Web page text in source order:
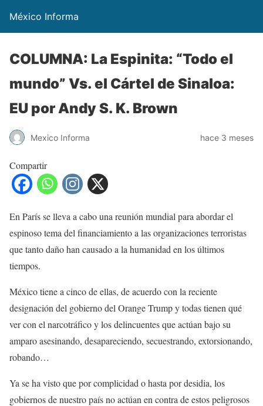
México Informa
COLUMNA: La Espinita: “Todo el
mundo” Vs. el Cártel de Sinaloa:
EU por Andy S. K. Brown
Mexico Informa hace 3 meses
Compartir
En París se lleva a cabo una reunión mundial para abordar el
espinoso tema del financiamiento a las organizaciones terroristas
que tanto daño han causado a la humanidad en los últimos
tiempos.
México tiene a cinco de ellas, de acuerdo con la reciente
designación del gobierno del Orange Trump y todas tienen qué
ver con el narcotráfico y los delincuentes que actúan bajo su
amparo asesinando, desapareciendo, secuestrando, extorsionando,
robando…
Ya se ha visto que por complicidad o hasta por desidia, los
gobiernos de nuestro país no actúan en contra de estos peligrosos